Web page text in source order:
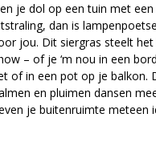
je dol op een tuin met
dan is
jou. Dit siergras steelt
– of je ‘m nou in een
of in een pot op je balkon.
en pluimen dansen
je buitenruimte meteen